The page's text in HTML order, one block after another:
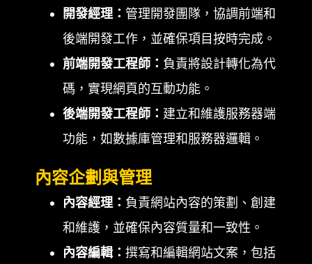
開發經理： 管理開發團隊，協調前端和
後端開發工作，並確保項目按時完成。
前端開發工程師： 負責將設計轉化為代
碼，實現網頁的互動功能。
後端開發工程師： 建立和維護服務器端
功能，如數據庫管理和服務器邏輯。
內容企劃與管理
內容經理： 負責網站內容的策劃、創建
和維護，並確保內容質量和一致性。
內容編輯： 撰寫和編輯網站文案，包括